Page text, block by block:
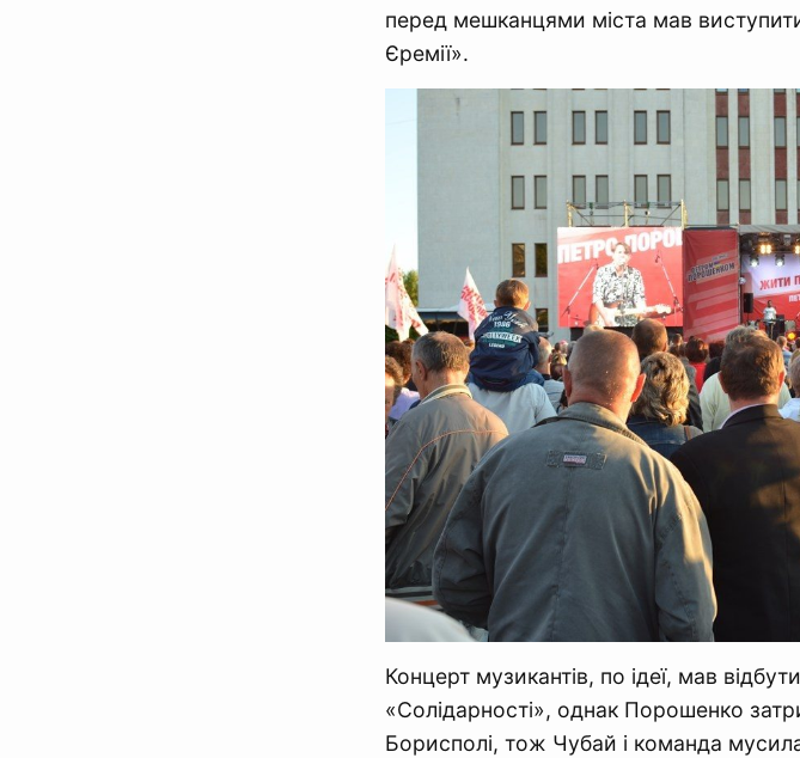
перед мешканцями міста мав
Єремії».
Концерт музикантів, по ідеї, мав
«Солідарності», однак Порошенко
Борисполі, тож Чубай і команда мусила